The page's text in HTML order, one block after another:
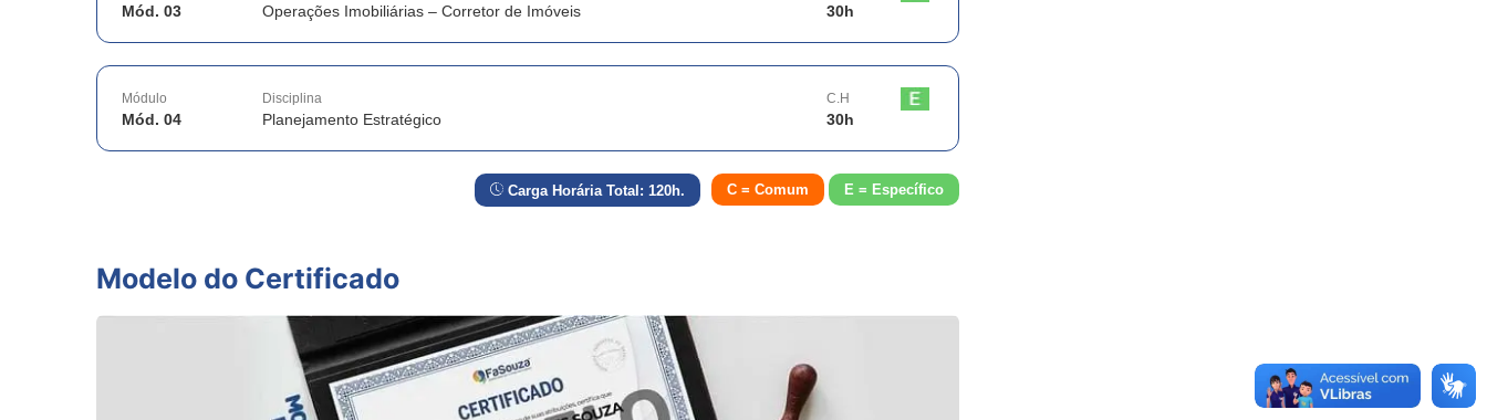
Mód. 03 Operações Imobiliárias – Corretor de Imóveis 30h
Módulo
Mód. 04
Disciplina
Planejamento Estratégico
C.H
30h
Carga Horária Total: 120h. C = Comum E = Específico
Modelo do Certificado